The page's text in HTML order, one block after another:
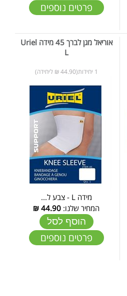
פרטים נוספים
אוריאל מגן לברך 45 מידה Uriel
L
1 יחידות(44.90 ₪ ליחידה)
מידה L - צבע ל...
המחיר שלנו: 44.90
₪
הוסף לסל
פרטים נוספים